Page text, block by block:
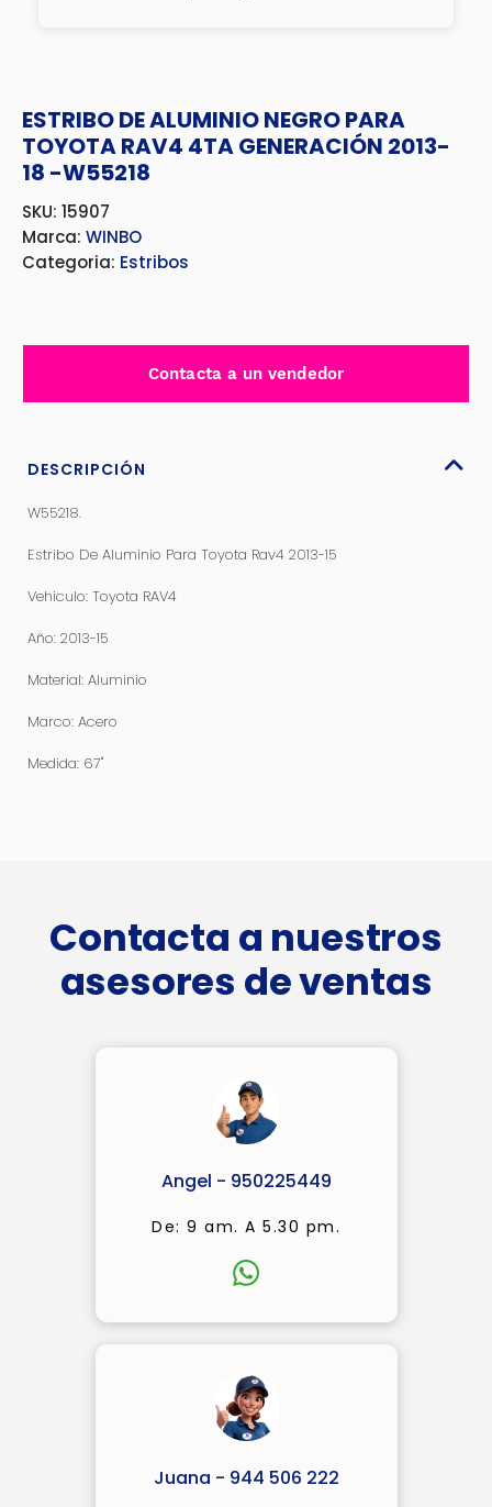
ESTRIBO DE ALUMINIO NEGRO PARA
TOYOTA RAV4 4TA GENERACIÓN 2013-
18 -W55218
SKU: 15907
Marca: WINBO
Categoria: Estribos
Contacta a un vendedor
DESCRIPCIÓN
W55218.
Estribo De Aluminio Para Toyota Rav4 2013-15
Vehiculo: Toyota RAV4
Año: 2013-15
Material: Aluminio
Marco: Acero
Medida: 67''
Contacta a nuestros
asesores de ventas
Angel - 950225449
De: 9 am. A 5.30 pm.
Juana - 944 506 222